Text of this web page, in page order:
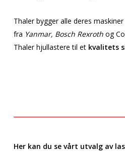
Thaler bygger alle deres
fra Yanmar, Bosch Rexrothog
Thaler hjullastere til et kvalitets
Her kan du se vårt utvalg av